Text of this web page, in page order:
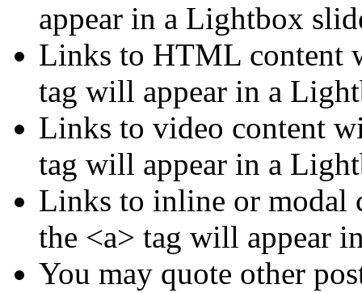
appear in a Lightbox
Links to HTML content
tag will appear in a
Links to video content
tag will appear in a
Links to inline or
the <a> tag will appear
You may quote other